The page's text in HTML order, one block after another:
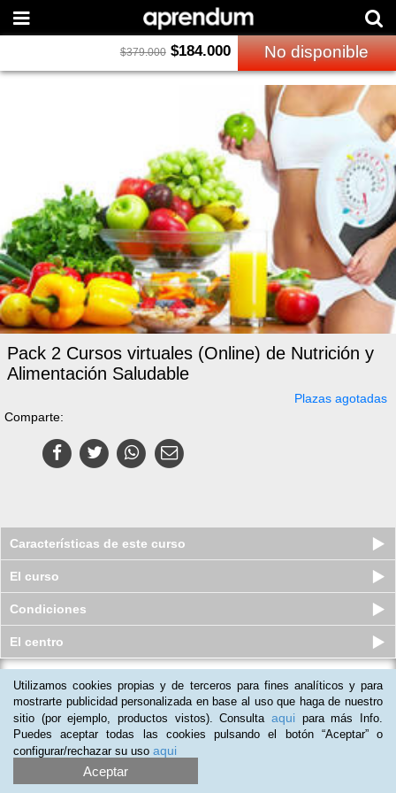
$379.000 $184.000 No disponible
Pack 2 Cursos virtuales (Online) de Nutrición y
Alimentación Saludable
Plazas agotadas
Comparte:
Características de este curso
El curso
Condiciones
El centro
Curso virtual (Online) de Dieta
Vegetariana y Pescetariana
Cupos disponibles
$ 166.000 $84.000
Utilizamos cookies propias y de terceros para fines analíticos y para
mostrarte publicidad personalizada en base al uso que haga de nuestro
sitio (por ejemplo, productos vistos). Consulta aqui para más Info.
Puedes aceptar todas las cookies pulsando el botón “Aceptar” o
configurar/rechazar su uso aqui
Aceptar